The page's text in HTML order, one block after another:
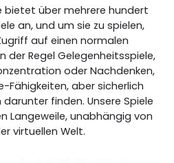
bietet über mehrere hundert
an, und um sie zu spielen,
auf einen normalen
der Regel Gelegenheitsspiele,
oder Nachdenken,
Fähigkeiten, aber sicherlich
finden. Unsere Spiele
Langeweile, unabhängig von
virtuellen Welt.